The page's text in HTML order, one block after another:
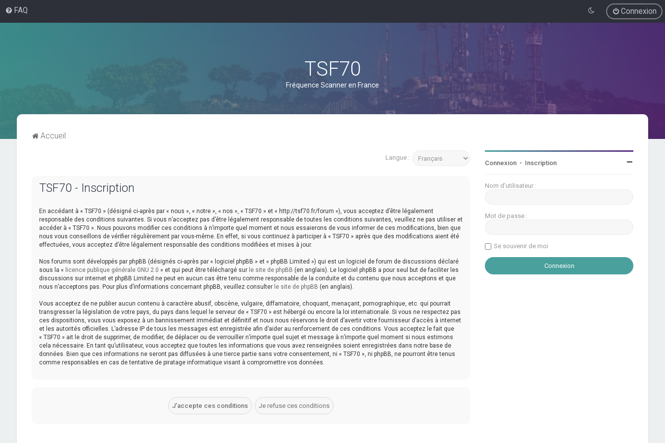
FAQ Connexion
TSF70
Fréquence Scanner en France
Accueil
Langue :
TSF70 - Inscription
En accédant à « TSF70 » (désigné ci-après par « nous », « notre », « nos », « TSF70 » et « http://tsf70.fr/forum »), vous acceptez d’être légalement
responsable des conditions suivantes. Si vous n’acceptez pas d’être légalement responsable de toutes les conditions suivantes, veuillez ne pas utiliser et
accéder à « TSF70 ». Nous pouvons modifier ces conditions à n’importe quel moment et nous essaierons de vous informer de ces modifications, bien que
nous vous conseillons de vérifier régulièrement par vous-même. En effet, si vous continuez à participer à « TSF70 » après que des modifications aient été
effectuées, vous acceptez d’être légalement responsable des conditions modifiées et mises à jour.
Nos forums sont développés par phpBB (désignés ci-après par « logiciel phpBB » et « phpBB Limited ») qui est un logiciel de forum de discussions déclaré
sous la « licence publique générale GNU 2.0 » et qui peut être téléchargé sur le site de phpBB (en anglais). Le logiciel phpBB a pour seul but de faciliter les
discussions sur internet et phpBB Limited ne peut en aucun cas être tenu comme responsable de la conduite et du contenu que nous acceptons et que
nous n’acceptons pas. Pour plus d’informations concernant phpBB, veuillez consulter le site de phpBB (en anglais).
Vous acceptez de ne publier aucun contenu à caractère abusif, obscène, vulgaire, diffamatoire, choquant, menaçant, pornographique, etc. qui pourrait
transgresser la législation de votre pays, du pays dans lequel le serveur de « TSF70 » est hébergé ou encore la loi internationale. Si vous ne respectez pas
ces dispositions, vous vous exposez à un bannissement immédiat et définitif et nous nous réservons le droit d’avertir votre fournisseur d’accès à internet
et les autorités officielles. L’adresse IP de tous les messages est enregistrée afin d’aider au renforcement de ces conditions. Vous acceptez le fait que
« TSF70 » ait le droit de supprimer, de modifier, de déplacer ou de verrouiller n’importe quel sujet et message à n’importe quel moment si nous estimons
cela nécessaire. En tant qu’utilisateur, vous acceptez que toutes les informations que vous avez renseignées soient enregistrées dans notre base de
données. Bien que ces informations ne seront pas diffusées à une tierce partie sans votre consentement, ni « TSF70 », ni phpBB, ne pourront être tenus
comme responsables en cas de tentative de piratage informatique visant à compromettre vos données.
Connexion • Inscription
Nom d’utilisateur :
Mot de passe :
Se souvenir de moi